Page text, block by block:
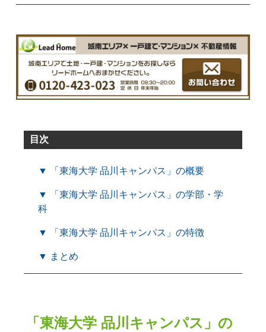
目次
▼ 「東海大学 品川キャンパス」の概要
▼ 「東海大学 品川キャンパス」の学部・学
科
▼ 「東海大学 品川キャンパス」の特徴
▼ まとめ
「東海大学 品川キャンパス」の